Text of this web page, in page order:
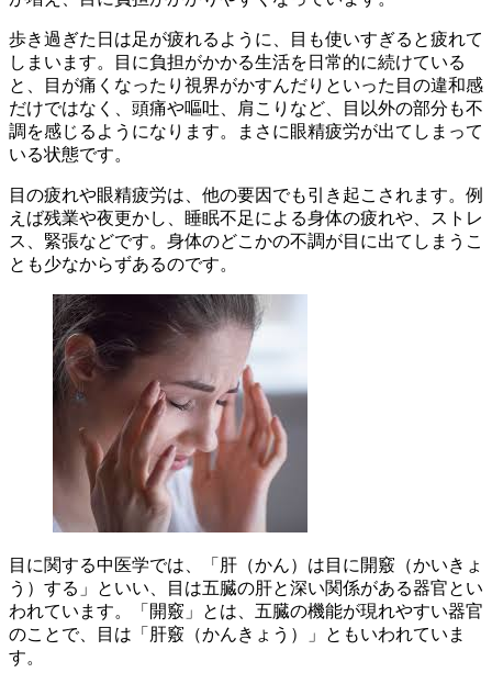
歩き過ぎた日は足が疲れるように、目も使いすぎると疲れて
しまいます。目に負担がかかる生活を日常的に続けている
と、目が痛くなったり視界がかすんだりといった目の違和感
だけではなく、頭痛や嘔吐、肩こりなど、目以外の部分も不
調を感じるようになります。まさに眼精疲労が出てしまって
いる状態です。
目の疲れや眼精疲労は、他の要因でも引き起こされます。例
えば残業や夜更かし、睡眠不足による身体の疲れや、ストレ
ス、緊張などです。身体のどこかの不調が目に出てしまうこ
とも少なからずあるのです。
目に関する中医学では、「肝（かん）は目に開竅（かいきょ
う）する」といい、目は五臓の肝と深い関係がある器官とい
われています。「開竅」とは、五臓の機能が現れやすい器官
のことで、目は「肝竅（かんきょう）」ともいわれていま
す。